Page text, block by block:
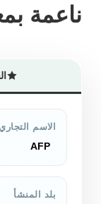
ناعمة
ناعمة
الاسم التجاري
AFP
بلد المنشأ